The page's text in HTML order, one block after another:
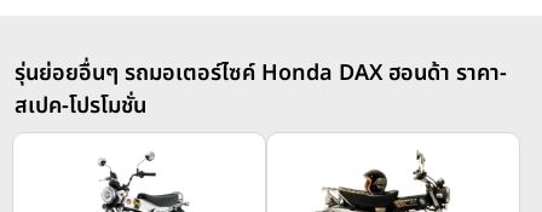
รุ่นย่อยอื่นๆ รถมอเตอร์ไซค์ Honda DAX ฮอนด้า ราคา-
สเปค-โปรโมชั่น